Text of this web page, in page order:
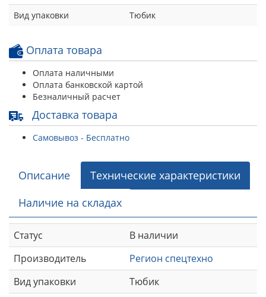
Вид упаковки
Тюбик
Оплата товара
Оплата наличными
Оплата банковской картой
Безналичный расчет
Доставка товара
Самовывоз - Бесплатно
Описание
Технические характеристики
Наличие на складах
Статус
В наличии
Производитель
Регион спецтехно
Вид упаковки
Тюбик